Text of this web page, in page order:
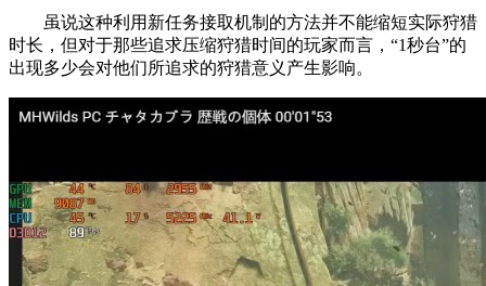
虽说这种利用新任务接取机制的方法并不能缩短实际狩猎
时长，但对于那些追求压缩狩猎时间的玩家而言，“1秒台”的
出现多少会对他们所追求的狩猎意义产生影响。